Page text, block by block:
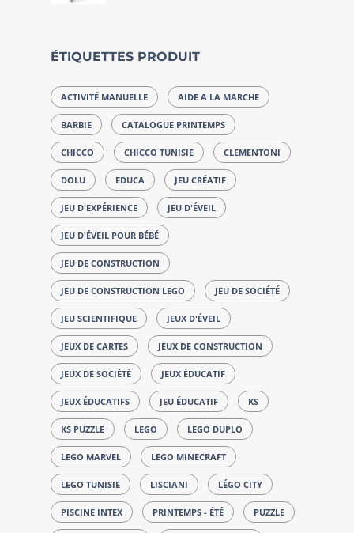
ÉTIQUETTES PRODUIT
ACTIVITÉ MANUELLE AIDE A LA MARCHE
BARBIE CATALOGUE PRINTEMPS
CHICCO CHICCO TUNISIE CLEMENTONI
DOLU EDUCA JEU CRÉATIF
JEU D'EXPÉRIENCE JEU D'ÉVEIL
JEU D'ÉVEIL POUR BÉBÉ
JEU DE CONSTRUCTION
JEU DE CONSTRUCTION LEGO JEU DE SOCIÉTÉ
JEU SCIENTIFIQUE JEUX D'ÉVEIL
JEUX DE CARTES JEUX DE CONSTRUCTION
JEUX DE SOCIÉTÉ JEUX ÉDUCATIF
JEUX ÉDUCATIFS JEU ÉDUCATIF KS
KS PUZZLE LEGO LEGO DUPLO
LEGO MARVEL LEGO MINECRAFT
LEGO TUNISIE LISCIANI LÉGO CITY
PISCINE INTEX PRINTEMPS - ÉTÉ PUZZLE